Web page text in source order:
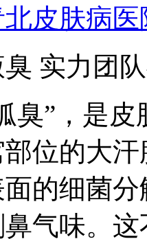
皮肤病医
实力团
臭”，是
位的大
的细菌
气味。